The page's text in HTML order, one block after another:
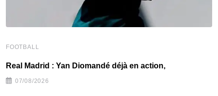
FOOTBALL
Real Madrid : Yan Diomandé déjà en action,
07/08/2026